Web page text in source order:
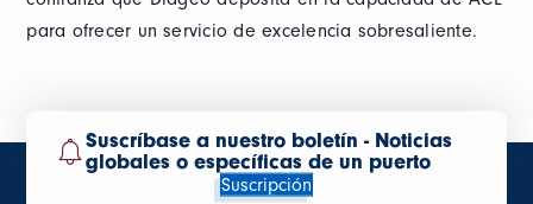
para ofrecer un servicio de excelencia sobresaliente.
Suscríbase a nuestro boletín - Noticias
globales o específicas de un puerto
Suscripción